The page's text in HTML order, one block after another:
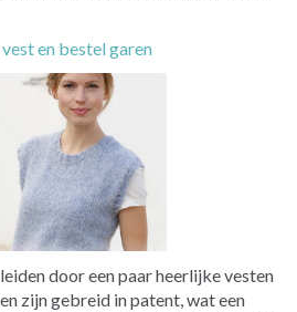
en bestel garen
door een paar heerlijke vesten
zijn gebreid in patent, wat een